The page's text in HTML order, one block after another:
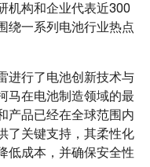
机构和企业代表近300
绕一系列电池行业热点
进行了电池创新技术与
马在电池制造领域的最
产品已经在全球范围内
了关键支持，其柔性化
低成本，并确保安全性